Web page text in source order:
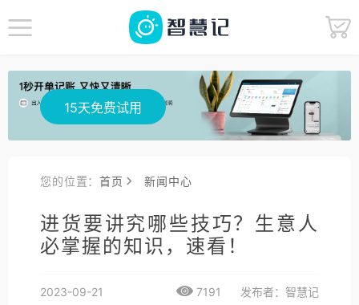
15天免费试用
您的位置：首页 新闻中心
进货要讲究哪些技巧？生意人
必掌握的知识，速看！
2023-09-21 7191 发布者：智慧记